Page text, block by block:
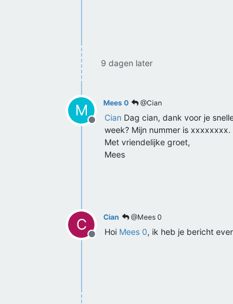
9 dagen later
M
Offline
Mees 0 @Cian
Cian Dag cian, dank voor je
week? Mijn nummer is xxxxxxxx.
Met vriendelijke groet,
Mees
C
Offline
Cian @Mees 0
Hoi Mees 0, ik heb je bericht